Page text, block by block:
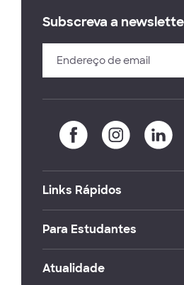
Subscreva a
Links Rápidos
Para Estudantes
Atualidade